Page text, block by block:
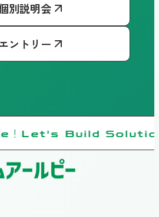
別説明会
ントリー
Let's Build